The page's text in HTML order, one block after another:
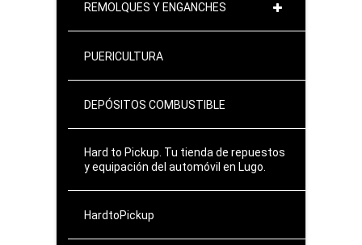
REMOLQUES Y ENGANCHES
PUERICULTURA
DEPÓSITOS COMBUSTIBLE
Hard to Pickup. Tu tienda de repuestos
y equipación del automóvil en Lugo.
HardtoPickup